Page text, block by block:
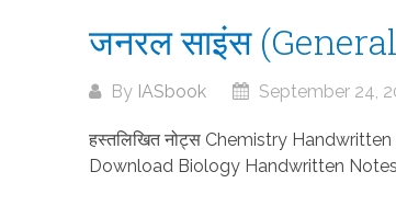
जनरल साइंस
By IASbook September 24,
हस्तलिखित नोट्स Chemistry
Download Biology Handwritten Notes